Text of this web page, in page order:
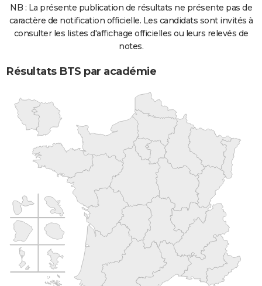
NB : La présente publication de résultats ne présente pas de
caractère de notification officielle. Les candidats sont invités à
consulter les listes d'affichage officielles ou leurs relevés de
notes.
Résultats BTS par académie